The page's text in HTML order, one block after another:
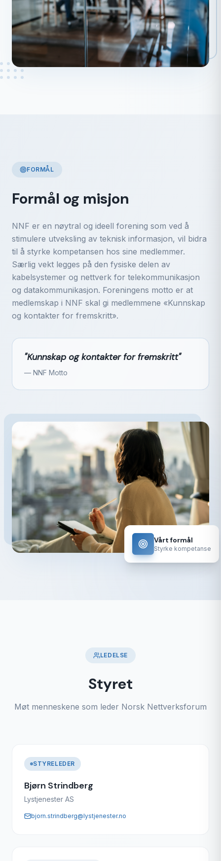
Vårt formål
Styrke kompetanse
FORMÅL
Formål og misjon
NNF er en nøytral og ideell forening som ved å
stimulere utveksling av teknisk informasjon, vil bidra
til å styrke kompetansen hos sine medlemmer.
Særlig vekt legges på den fysiske delen av
kabelsystemer og nettverk for telekommunikasjon
og datakommunikasjon. Foreningens motto er at
medlemskap i NNF skal gi medlemmene «Kunnskap
og kontakter for fremskritt».
"Kunnskap og kontakter for fremskritt"
— NNF Motto
LEDELSE
Styret
Møt menneskene som leder Norsk Nettverksforum
STYRELEDER
Bjørn Strindberg
Lystjenester AS
bjorn.strindberg@lystjenester.no